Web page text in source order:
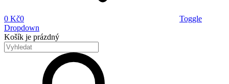
0 Kč0
Toggle
Dropdown
Košík je prázdný